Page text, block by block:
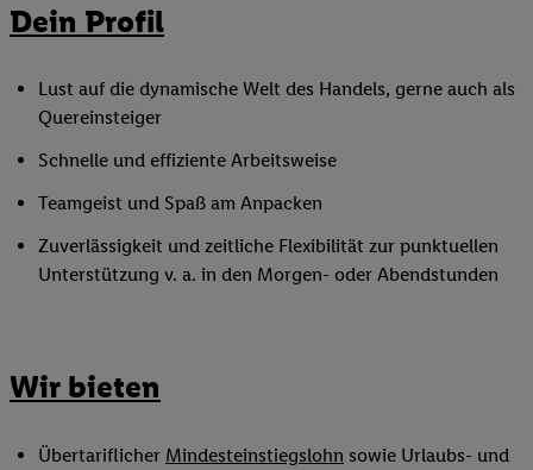
Dein Profil
Lust auf die dynamische Welt des Handels, gerne auch als
Quereinsteiger
Schnelle und effiziente Arbeitsweise
Teamgeist und Spaß am Anpacken
Zuverlässigkeit und zeitliche Flexibilität zur punktuellen
Unterstützung v. a. in den Morgen- oder Abendstunden
Wir bieten
Übertariflicher Mindesteinstiegslohn sowie Urlaubs- und